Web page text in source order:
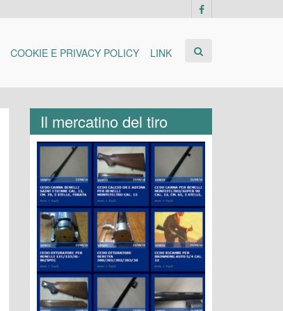
COOKIE E PRIVACY POLICY LINK
Il mercatino del tiro